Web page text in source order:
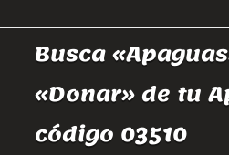
Busca
«Donar» de tu
código 03510